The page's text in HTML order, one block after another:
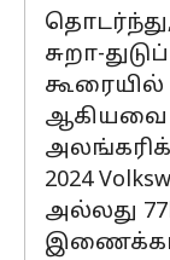
சுறா-
ஆகியவை
2024
அல்லது